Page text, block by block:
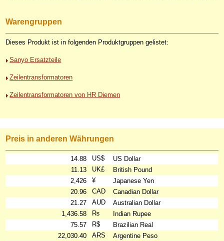
Warengruppen
Dieses Produkt ist in folgenden Produktgruppen gelistet:
Sanyo Ersatzteile
Zeilentransformatoren
Zeilentransformatoren von HR Diemen
Preis in anderen Währungen
14.88 US$
US Dollar
11.13
UK£
British Pound
2,426
¥
Japanese Yen
20.96
CAD
Canadian Dollar
21.27
AUD
Australian Dollar
1,436.58
₨
Indian Rupee
75.57
R$
Brazilian Real
22,030.40
ARS
Argentine Peso